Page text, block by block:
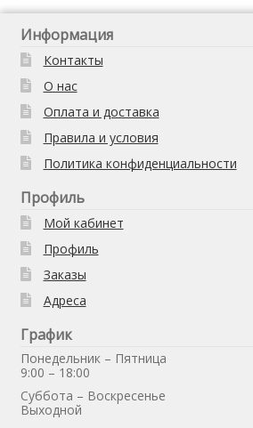
Информация
Контакты
О нас
Оплата и доставка
Правила и условия
Политика конфиденциальности
Профиль
Мой кабинет
Профиль
Заказы
Адреса
График
Понедельник – Пятница
9:00 – 18:00
Суббота – Воскресенье
Выходной